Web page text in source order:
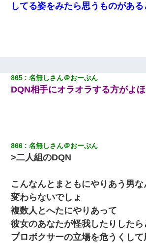
[緊急]ベロベロの女に声をかけて行為してき
【ワロタ】姉から「肉食系14才、乳丸出し
け」というタイトルで画像が送られてきた
旦那の元カノをSNSで探して写真を保存し
を晒してた。ほとんどがブスという評価の
評価で苦々しく思った
日曜日、会社の窓を見ると同僚の姿。俺（
じゃ？）→俺電話「今何してんの？」同僚「
と！」俺「会社にいない？」→次の瞬間、
してる姿をみたら思うものがある
865 名無しさん＠おーぷん
DQN相手にオラオラする方がよ
866 名無しさん＠おーぷん
>二人組のDQN
こんなんとまともにやりあう男な
変わらないでしょ
複数人とへたにやりあって
彼女のあなたが怪我したりしたら
プロボクサーの立場を危うくし